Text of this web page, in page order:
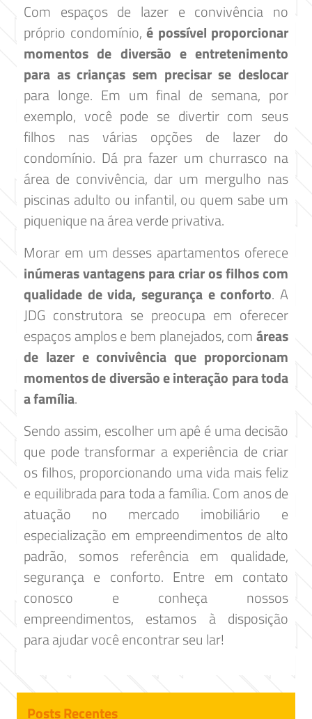
Com espaços de lazer e convivência no
próprio condomínio, é possível proporcionar
momentos de diversão e entretenimento
para as crianças sem precisar se deslocar
para longe. Em um final de semana, por
exemplo, você pode se divertir com seus
filhos nas várias opções de lazer do
condomínio. Dá pra fazer um churrasco na
área de convivência, dar um mergulho nas
piscinas adulto ou infantil, ou quem sabe um
piquenique na área verde privativa.
Morar em um desses apartamentos oferece
inúmeras vantagens para criar os filhos com
qualidade de vida, segurança e conforto. A
JDG construtora se preocupa em oferecer
espaços amplos e bem planejados, comáreas
de lazer e convivência que proporcionam
momentos de diversão e interação para toda
a família.
Sendo assim, escolher um apê é uma decisão
que pode transformar a experiência de criar
os filhos, proporcionando uma vida mais feliz
e equilibrada para toda a família. Com anos de
atuação no mercado imobiliário e
especialização em empreendimentos de alto
padrão, somos referência em qualidade,
segurança e conforto. Entre em contato
conosco e conheça nossos
empreendimentos, estamos à disposição
para ajudar você encontrar seu lar!
Posts Recentes